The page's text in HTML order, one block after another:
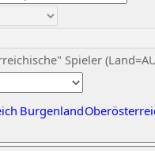
Spieler
Burgenland